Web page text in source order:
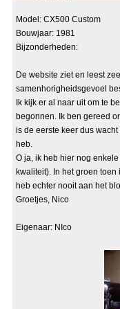
Model: CX500 Custom
Bouwjaar: 1981
Bijzonderheden:
De website ziet en leest
samenhorigheidsgevoel
Ik kijk er al naar uit om te
begonnen. Ik ben gereed
is de eerste keer dus
heb.
O ja, ik heb hier nog
kwaliteit). In het groen
heb echter nooit aan het
Groetjes, Nico
Eigenaar: NIco